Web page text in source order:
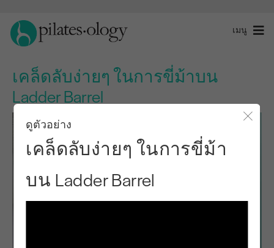
เมนู
เคล็ดลับง่ายๆ ในการขี่ม้าบน
Ladder Barrel
ดูตัวอย่าง
เคล็ดลับง่ายๆ ในการขี่ม้า
บน Ladder Barrel